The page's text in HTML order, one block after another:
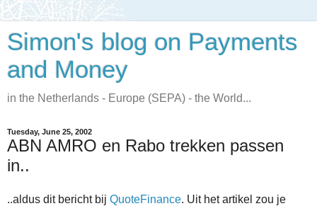
Simon's blog on Payments
and Money
in the Netherlands - Europe (SEPA) - the World...
Tuesday, June 25, 2002
ABN AMRO en Rabo trekken passen
in..
..aldus dit bericht bij QuoteFinance. Uit het artikel zou je